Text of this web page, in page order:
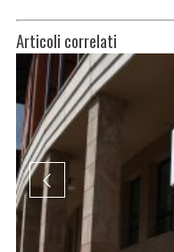
Articoli correlati